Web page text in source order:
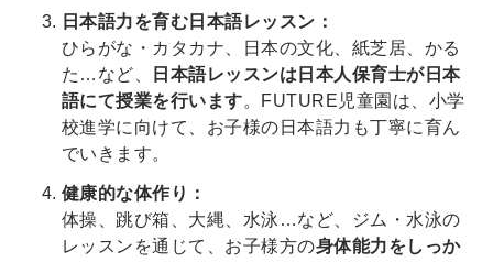
日本語力を育む日本語レッスン：
ひらがな・カタカナ、日本の文化、紙芝居、かる
た…など、
日本語レッスンは日本人保育士が日本
語にて授業を行います。FUTURE児童園は、小学
校進学に向けて、お子様の日本語力も丁寧に育ん
でいきます。
健康的な体作り：
体操、跳び箱、大縄、水泳…など、ジム・水泳の
レッスンを通じて、お子様方の身体能力をしっか